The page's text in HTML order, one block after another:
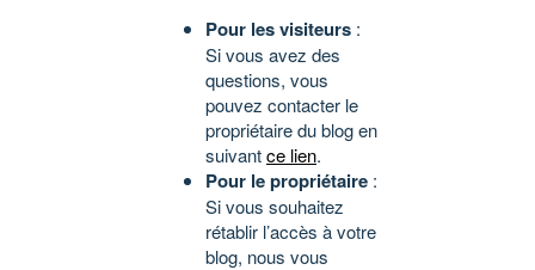
Pour les visiteurs :
Si vous avez des
questions, vous
pouvez contacter le
propriétaire du blog en
suivantce lien.
Pour le propriétaire :
Si vous souhaitez
rétablir l’accès à votre
blog, nous vous